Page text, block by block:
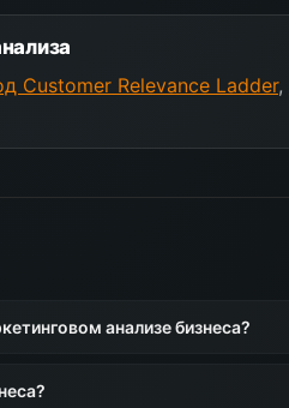
Customer Relevance Ladder,
анализе бизнеса?